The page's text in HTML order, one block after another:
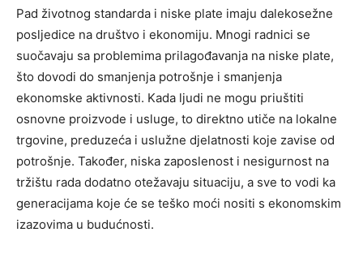
Pad životnog standarda i niske plate imaju dalekosežne
posljedice na društvo i ekonomiju. Mnogi radnici se
suočavaju sa problemima prilagođavanja na niske plate,
što dovodi do smanjenja potrošnje i smanjenja
ekonomske aktivnosti. Kada ljudi ne mogu priuštiti
osnovne proizvode i usluge, to direktno utiče na lokalne
trgovine, preduzeća i uslužne djelatnosti koje zavise od
potrošnje. Također, niska zaposlenost i nesigurnost na
tržištu rada dodatno otežavaju situaciju, a sve to vodi ka
generacijama koje će se teško moći nositi s ekonomskim
izazovima u budućnosti.